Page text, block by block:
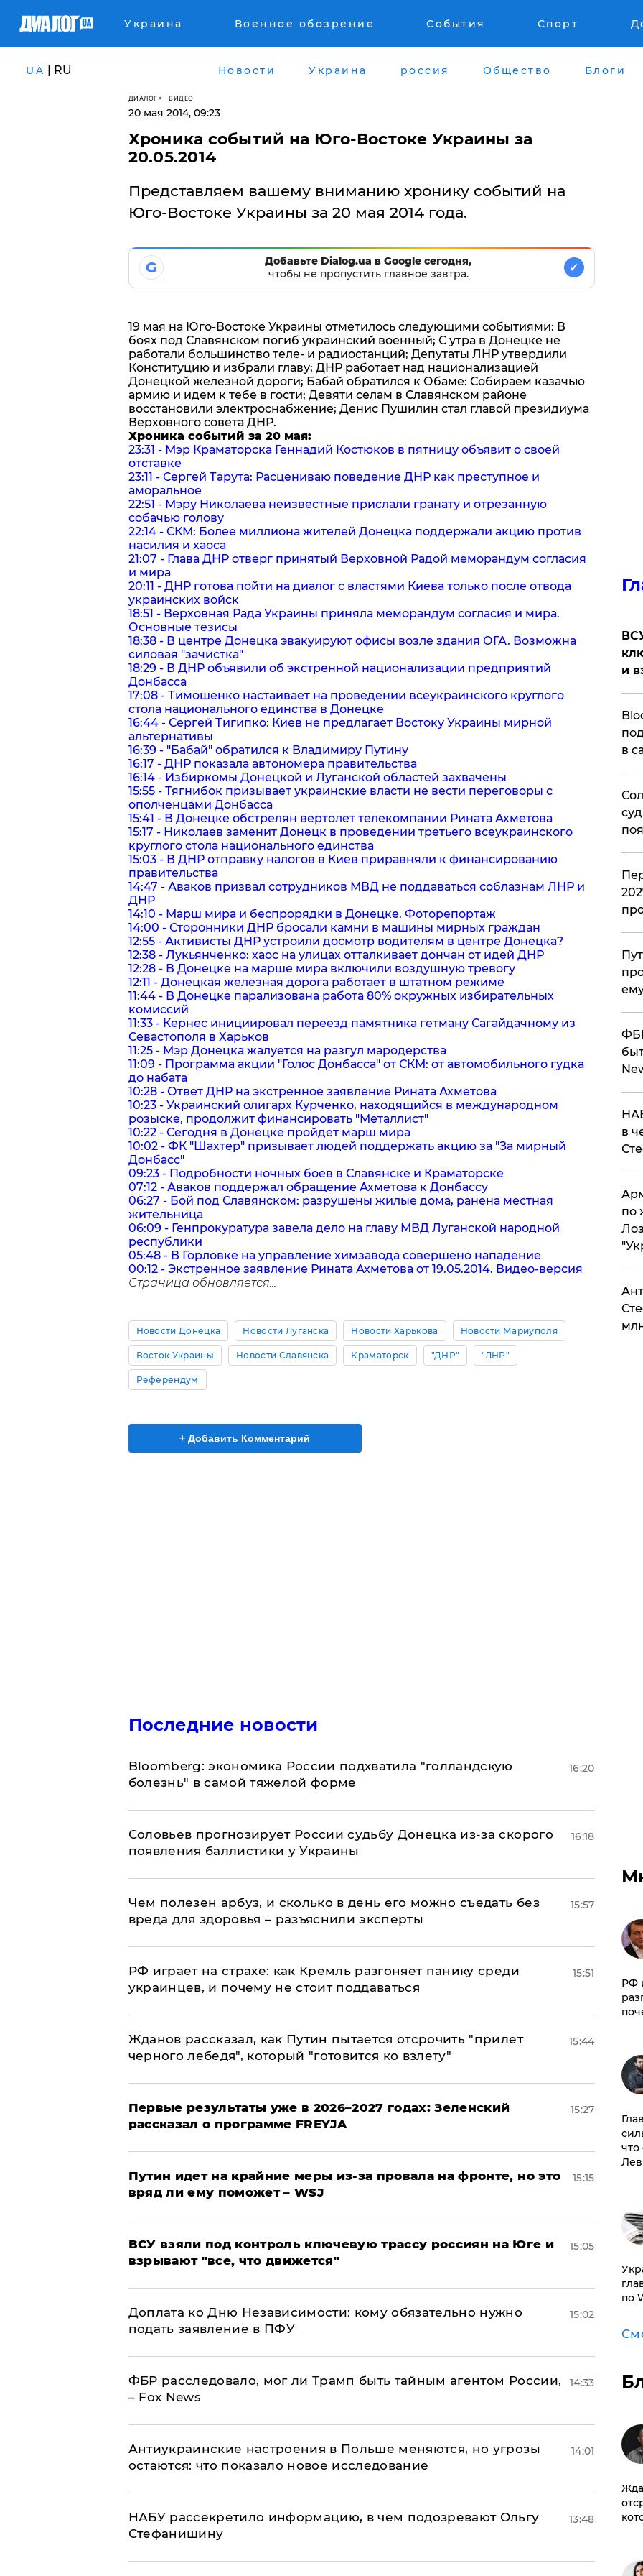
Украина Военное обозрение События Спорт
UA | RU Новости Украина россия Общество Блоги
ДИАЛОГ ВИДЕО
20 мая 2014, 09:23
Хроника событий на Юго-Востоке Украины за
20.05.2014
Представляем вашему вниманию хронику событий на
Юго-Востоке Украины за 20 мая 2014 года.
G
Добавьте Dialog.ua в Google сегодня,
чтобы не пропустить главное завтра.
✓
19 мая на Юго-Востоке Украины отметилось следующими событиями: В
боях под Славянском погиб украинский военный; С утра в Донецке не
работали большинство теле- и радиостанций; Депутаты ЛНР утвердили
Конституцию и избрали главу; ДНР работает над национализацией
Донецкой железной дороги; Бабай обратился к Обаме: Собираем казачью
армию и идем к тебе в гости; Девяти селам в Славянском районе
восстановили электроснабжение; Денис Пушилин стал главой президиума
Верховного совета ДНР.
Хроника событий за 20 мая:
23:31 - Мэр Краматорска Геннадий Костюков в пятницу объявит о своей
отставке
23:11 - Сергей Тарута: Расцениваю поведение ДНР как преступное и
аморальное
22:51 - Мэру Николаева неизвестные прислали гранату и отрезанную
собачью голову
22:14 - СКМ: Более миллиона жителей Донецка поддержали акцию против
насилия и хаоса
21:07 - Глава ДНР отверг принятый Верховной Радой меморандум согласия
и мира
20:11 - ДНР готова пойти на диалог с властями Киева только после отвода
украинских войск
18:51 - Верховная Рада Украины приняла меморандум согласия и мира.
Основные тезисы
18:38 - В центре Донецка эвакуируют офисы возле здания ОГА. Возможна
силовая "зачистка"
18:29 - В ДНР объявили об экстренной национализации предприятий
Донбасса
17:08 - Тимошенко настаивает на проведении всеукраинского круглого
стола национального единства в Донецке
16:44 - Сергей Тигипко: Киев не предлагает Востоку Украины мирной
альтернативы
16:39 - "Бабай" обратился к Владимиру Путину
16:17 - ДНР показала автономера правительства
16:14 - Избиркомы Донецкой и Луганской областей захвачены
15:55 - Тягнибок призывает украинские власти не вести переговоры с
ополченцами Донбасса
15:41 - В Донецке обстрелян вертолет телекомпании Рината Ахметова
15:17 - Николаев заменит Донецк в проведении третьего всеукраинского
круглого стола национального единства
15:03 - В ДНР отправку налогов в Киев приравняли к финансированию
правительства
14:47 - Аваков призвал сотрудников МВД не поддаваться соблазнам ЛНР и
ДНР
14:10 - Марш мира и беспрорядки в Донецке. Фоторепортаж
14:00 - Сторонники ДНР бросали камни в машины мирных граждан
12:55 - Активисты ДНР устроили досмотр водителям в центре Донецка?
12:38 - Лукьянченко: хаос на улицах отталкивает дончан от идей ДНР
12:28 - В Донецке на марше мира включили воздушную тревогу
12:11 - Донецкая железная дорога работает в штатном режиме
11:44 - В Донецке парализована работа 80% окружных избирательных
комиссий
11:33 - Кернес инициировал переезд памятника гетману Сагайдачному из
Севастополя в Харьков
11:25 - Мэр Донецка жалуется на разгул мародерства
11:09 - Программа акции "Голос Донбасса" от СКМ: от автомобильного гудка
до набата
10:28 - Ответ ДНР на экстренное заявление Рината Ахметова
10:23 - Украинский олигарх Курченко, находящийся в международном
розыске, продолжит финансировать "Металлист"
10:22 - Сегодня в Донецке пройдет марш мира
10:02 - ФК "Шахтер" призывает людей поддержать акцию за "За мирный
Донбасс"
09:23 - Подробности ночных боев в Славянске и Краматорске
07:12 - Аваков поддержал обращение Ахметова к Донбассу
06:27 - Бой под Славянском: разрушены жилые дома, ранена местная
жительница
06:09 - Генпрокуратура завела дело на главу МВД Луганской народной
республики
05:48 - В Горловке на управление химзавода совершено нападение
00:12 - Экстренное заявление Рината Ахметова от 19.05.2014. Видео-версия
Страница обновляется...
Новости Донецка Новости Луганска Новости Харькова Новости Мариуполя
Восток Украины Новости Славянска Краматорск "ДНР" "ЛНР"
Референдум
+ Добавить Комментарий
Последние новости
Bloomberg: экономика России подхватила "голландскую
болезнь" в самой тяжелой форме
16:20
Соловьев прогнозирует России судьбу Донецка из-за скорого
появления баллистики у Украины
16:18
Чем полезен арбуз, и сколько в день его можно съедать без
вреда для здоровья – разъяснили эксперты
15:57
РФ играет на страхе: как Кремль разгоняет панику среди
украинцев, и почему не стоит поддаваться
15:51
Жданов рассказал, как Путин пытается отсрочить "прилет
черного лебедя", который "готовится ко взлету"
15:44
Первые результаты уже в 2026–2027 годах: Зеленский
рассказал о программе FREYJA
15:27
Путин идет на крайние меры из-за провала на фронте, но это
вряд ли ему поможет – WSJ
15:15
ВСУ взяли под контроль ключевую трассу россиян на Юге и
взрывают "все, что движется"
15:05
Доплата ко Дню Независимости: кому обязательно нужно
подать заявление в ПФУ
15:02
ФБР расследовало, мог ли Трамп быть тайным агентом России,
– Fox News
14:33
Антиукраинские настроения в Польше меняются, но угрозы
остаются: что показало новое исследование
14:01
НАБУ рассекретило информацию, в чем подозревают Ольгу
Стефанишину
13:48
и
в
в
по
РФ
что
по